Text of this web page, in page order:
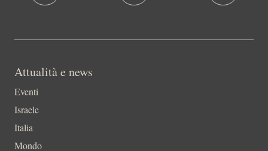
Attualità e news
Eventi
Israele
Italia
Mondo